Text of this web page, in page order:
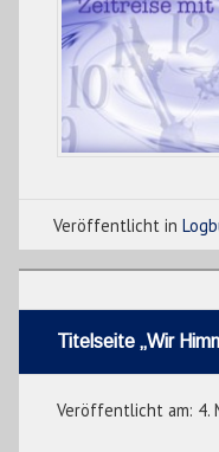
Veröffentlicht in
Titelseite „Wir
Veröffentlicht am: 4.